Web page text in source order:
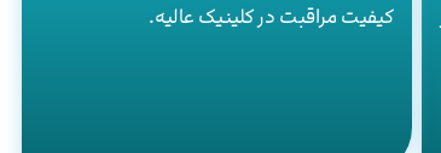
کیفیت مراقبت در کلینیک عالیه.